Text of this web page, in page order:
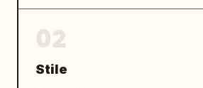
Stile